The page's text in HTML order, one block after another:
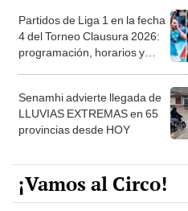
Partidos de Liga 1 en la fecha
4 del Torneo Clausura 2026:
programación, horarios y
Senamhi advierte llegada de
LLUVIAS EXTREMAS en 65
provincias desde HOY
¡Vamos al Circo!